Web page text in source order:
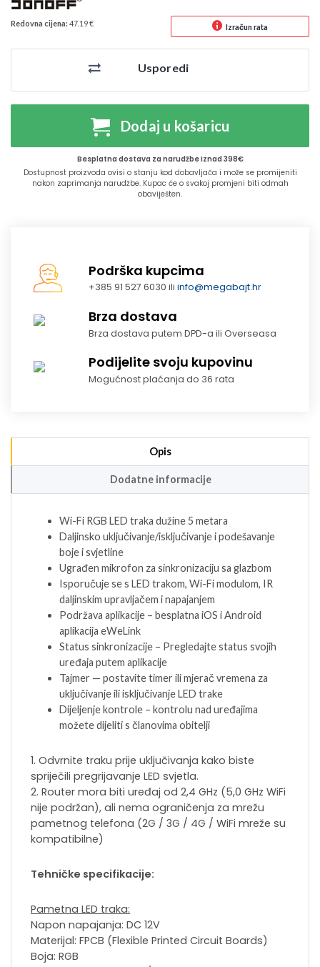
Redovna cijena: 47.19 € Izračun rata
Usporedi
Dodaj u košaricu
Besplatna dostava za narudžbe iznad 398€
Dostupnost proizvoda ovisi o stanju kod dobavljača i može se promijeniti
nakon zaprimanja narudžbe. Kupac će o svakoj promjeni biti odmah
obaviješten.
Podrška kupcima
+385 91 527 6030 iliinfo@megabajt.hr
Brza dostava
Brza dostava putem DPD-a ili Overseasa
Podijelite svoju kupovinu
Mogućnost plaćanja do 36 rata
Opis
Dodatne informacije
Wi-Fi RGB LED traka dužine 5 metara
Daljinsko uključivanje/isključivanje i podešavanje
boje i svjetline
Ugrađen mikrofon za sinkronizaciju sa glazbom
Isporučuje se s LED trakom, Wi-Fi modulom, IR
daljinskim upravljačem i napajanjem
Podržava aplikacije – besplatna iOS i Android
aplikacija eWeLink
Status sinkronizacije – Pregledajte status svojih
uređaja putem aplikacije
Tajmer — postavite timer ili mjerač vremena za
uključivanje ili isključivanje LED trake
Dijeljenje kontrole – kontrolu nad uređajima
možete dijeliti s članovima obitelji
1. Odvrnite traku prije uključivanja kako biste
spriječili pregrijavanje LED svjetla.
2. Router mora biti uređaj od 2,4 GHz (5,0 GHz WiFi
nije podržan), ali nema ograničenja za mrežu
pametnog telefona (2G / 3G / 4G / WiFi mreže su
kompatibilne)
Tehničke specifikacije:
Pametna LED traka:
Napon napajanja: DC 12V
Materijal: FPCB (Flexible Printed Circuit Boards)
Boja: RGB